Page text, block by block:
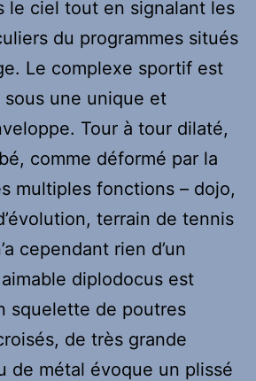
le ciel tout en signalant les
du programmes situés
Le complexe sportif est
une unique et
Tour à tour dilaté,
comme déformé par la
multiples fonctions – dojo,
terrain de tennis
cependant rien d’un
diplodocus est
squelette de poutres
de très grande
de métal évoque un plissé